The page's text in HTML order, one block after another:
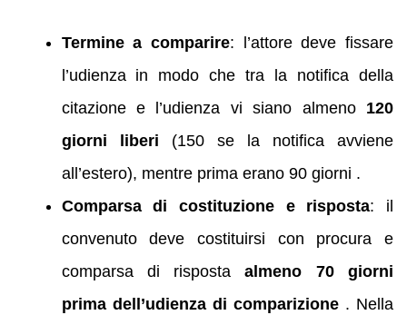
Termine a comparire: l’attore deve fissare
l’udienza in modo che tra la notifica della
citazione e l’udienza vi siano almeno 120
giorni liberi (150 se la notifica avviene
all’estero), mentre prima erano 90 giorni .
Comparsa di costituzione e risposta: il
convenuto deve costituirsi con procura e
comparsa di rispostaalmeno 70 giorni
prima dell’udienza di comparizione. Nella